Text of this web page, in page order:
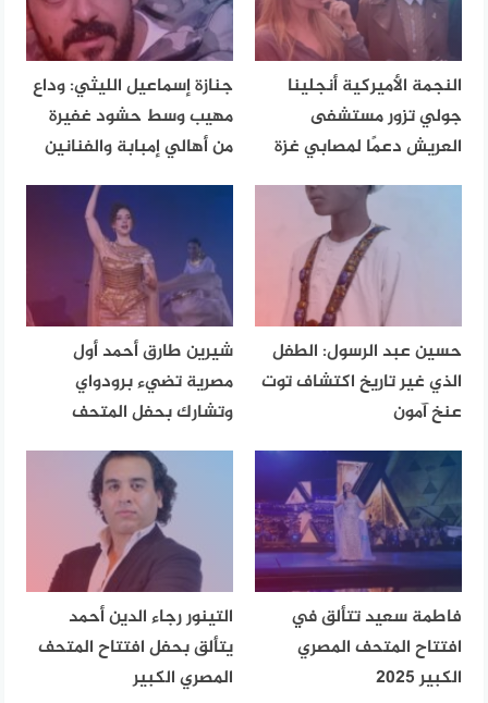
النجمة الأميركية أنجلينا
جولي تزور مستشفى
العريش دعمًا لمصابي غزة
جنازة إسماعيل الليثي: وداع
مهيب وسط حشود غفيرة
من أهالي إمبابة والفنانين
حسين عبد الرسول: الطفل
الذي غير تاريخ اكتشاف توت
عنخ آمون
شيرين طارق أحمد أول
مصرية تضيء برودواي
وتشارك بحفل المتحف
فاطمة سعيد تتألق في
افتتاح المتحف المصري
الكبير 2025
التينور رجاء الدين أحمد
يتألق بحفل افتتاح المتحف
المصري الكبير